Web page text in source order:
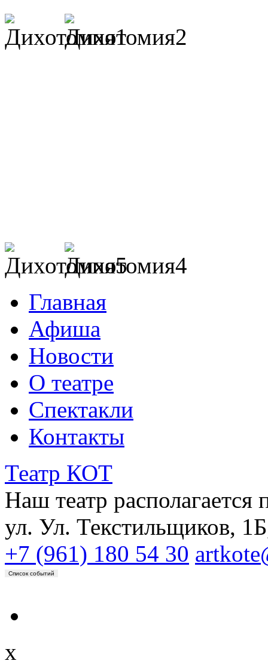
Главная
Афиша
Новости
О театре
Спектакли
Контакты
Театр КОТ
Наш театр располагается
ул. Ул. Текстильщиков,
+7 (961) 180 54 30
Список событий
x